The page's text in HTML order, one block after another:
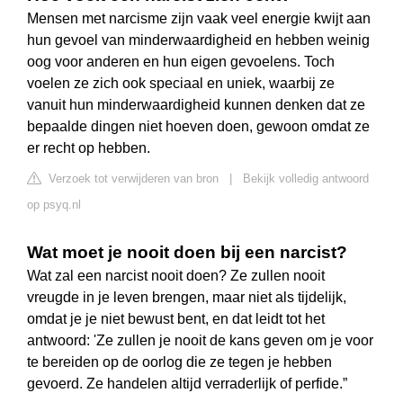
Mensen met narcisme zijn vaak veel energie kwijt aan
hun gevoel van minderwaardigheid en hebben weinig
oog voor anderen en hun eigen gevoelens. Toch
voelen ze zich ook speciaal en uniek, waarbij ze
vanuit hun minderwaardigheid kunnen denken dat ze
bepaalde dingen niet hoeven doen, gewoon omdat ze
er recht op hebben.
Verzoek tot verwijderen van bron
Bekijk volledig antwoord
op psyq.nl
Wat moet je nooit doen bij een narcist?
Wat zal een narcist nooit doen? Ze zullen nooit
vreugde in je leven brengen, maar niet als tijdelijk,
omdat je je niet bewust bent, en dat leidt tot het
antwoord: 'Ze zullen je nooit de kans geven om je voor
te bereiden op de oorlog die ze tegen je hebben
gevoerd. Ze handelen altijd verraderlijk of perfide.”